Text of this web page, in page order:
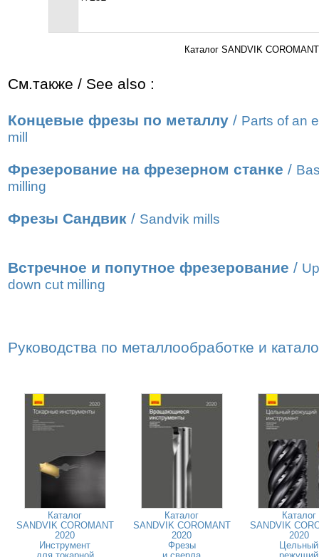
Каталог SANDVIK
См.также / See also :
Концевые фрезы по металлу / Parts of an
mill
Фрезерование на фрезерном станке /
milling
Фрезы Сандвик / Sandvik mills
Встречное и попутное фрезерование /
down cut milling
Руководства по металлообработке и
Каталог
SANDVIK COROMANT
2020
Инструмент
Каталог
SANDVIK COROMANT
2020
Фрезы
Каталог
SANDVIK
2020
Цельный